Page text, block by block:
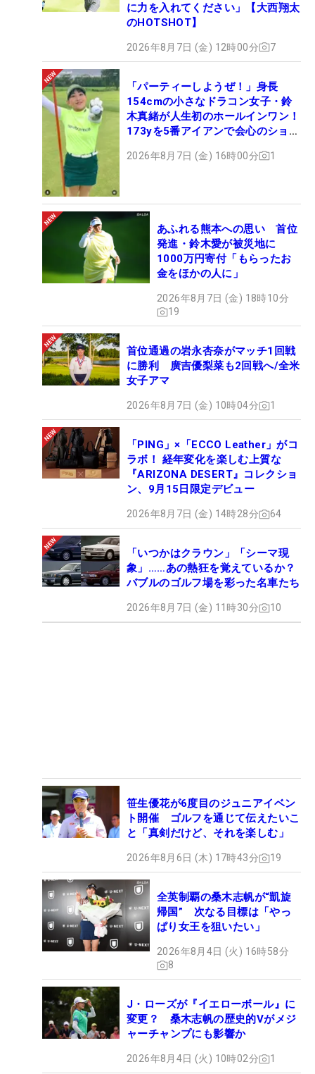
に力を入れてください」【大西翔太
のHOTSHOT】
2026年8月7日 (金) 12時00分 7
「パーティーしようぜ！」身長
154cmの小さなドラコン女子・鈴
木真緒が人生初のホールインワン！
173yを5番アイアンで会心のショッ
2026年8月7日 (金) 16時00分 1
あふれる熊本への思い 首位
発進・鈴木愛が被災地に
1000万円寄付「もらったお
金をほかの人に」
2026年8月7日 (金) 18時10分
19
首位通過の岩永杏奈がマッチ1回戦
に勝利 廣吉優梨菜も2回戦へ/全米
女子アマ
2026年8月7日 (金) 10時04分 1
「PING」×「ECCO Leather」がコ
ラボ！ 経年変化を楽しむ上質な
『ARIZONA DESERT』コレクショ
ン、9月15日限定デビュー
2026年8月7日 (金) 14時28分 64
「いつかはクラウン」「シーマ現
象」……あの熱狂を覚えているか？
バブルのゴルフ場を彩った名車たち
2026年8月7日 (金) 11時30分 10
笹生優花が6度目のジュニアイベン
ト開催 ゴルフを通じて伝えたいこ
と「真剣だけど、それを楽しむ」
2026年8月6日 (木) 17時43分 19
全英制覇の桑木志帆が“凱旋
帰国” 次なる目標は「やっ
ぱり女王を狙いたい」
2026年8月4日 (火) 16時58分
8
J・ローズが『イエローボール』に
変更？ 桑木志帆の歴史的Vがメジ
ャーチャンプにも影響か
2026年8月4日 (火) 10時02分 1